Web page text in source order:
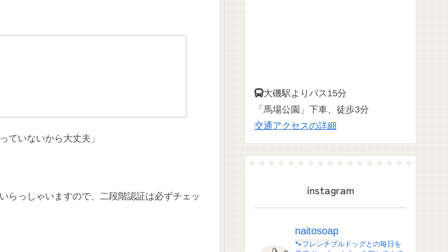
ていないから大丈夫」
らっしゃいますので、二段階認証は必ずチェッ
大磯駅よりバス15分
「馬場公園」下車、徒歩3分
交通アクセスの詳細
instagram
naitosoap
🐾フレンチブルドッグとの毎日を